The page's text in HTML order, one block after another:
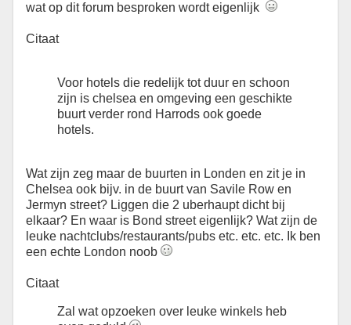
wat op dit forum besproken wordt eigenlijk
Citaat
Voor hotels die redelijk tot duur en schoon
zijn is chelsea en omgeving een geschikte
buurt verder rond Harrods ook goede
hotels.
Wat zijn zeg maar de buurten in Londen en zit je in
Chelsea ook bijv. in de buurt van Savile Row en
Jermyn street? Liggen die 2 uberhaupt dicht bij
elkaar? En waar is Bond street eigenlijk? Wat zijn de
leuke nachtclubs/restaurants/pubs etc. etc. etc. Ik ben
een echte London noob
Citaat
Zal wat opzoeken over leuke winkels heb